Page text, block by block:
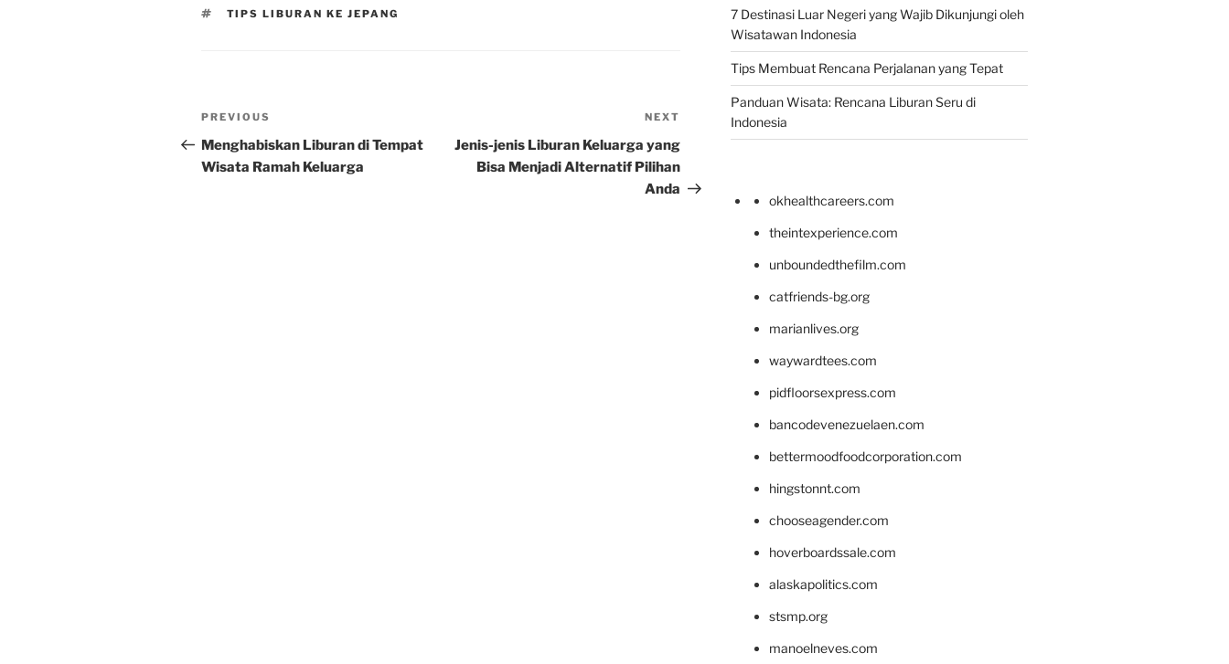
TAGS
TIPS LIBURAN KE JEPANG
Post
navigation
Previous
Post
PREVIOUS
Menghabiskan Liburan di Tempat
Wisata Ramah Keluarga
Post
NEXT
Jenis-jenis Liburan Keluarga yang
Bisa Menjadi Alternatif Pilihan
Anda
7 Destinasi Luar Negeri yang Wajib Dikunjungi oleh
Wisatawan Indonesia
Tips Membuat Rencana Perjalanan yang Tepat
Panduan Wisata: Rencana Liburan Seru di
Indonesia
okhealthcareers.com
theintexperience.com
unboundedthefilm.com
catfriends-bg.org
marianlives.org
waywardtees.com
pidfloorsexpress.com
bancodevenezuelaen.com
bettermoodfoodcorporation.com
hingstonnt.com
chooseagender.com
hoverboardssale.com
alaskapolitics.com
stsmp.org
manoelneves.com